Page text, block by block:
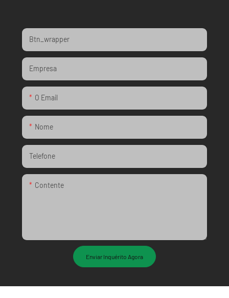
Btn_wrapper
Empresa
O Email
Nome
Telefone
Contente
Enviar Inquérito Agora